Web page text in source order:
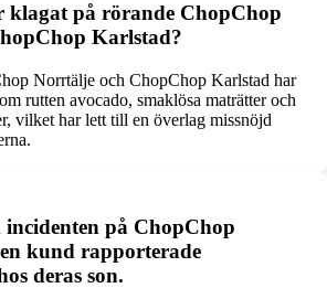
klagat på rörande ChopChop
Karlstad?
Norrtälje och ChopChop Karlstad har
rutten avocado, smaklösa maträtter och
vilket har lett till en överlag missnöjd
på ChopChop
kund rapporterade
deras son.